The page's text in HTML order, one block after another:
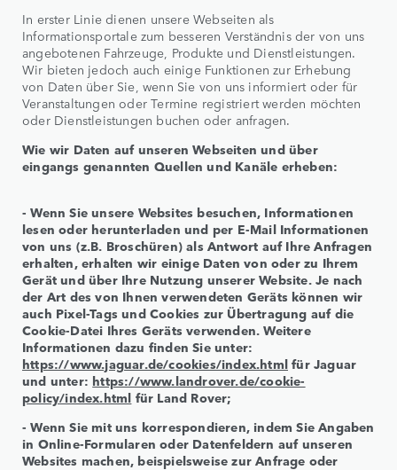
In erster Linie dienen unsere Webseiten als
Informationsportale zum besseren Verständnis der von uns
angebotenen Fahrzeuge, Produkte und Dienstleistungen.
Wir bieten jedoch auch einige Funktionen zur Erhebung
von Daten über Sie, wenn Sie von uns informiert oder für
Veranstaltungen oder Termine registriert werden möchten
oder Dienstleistungen buchen oder anfragen.
Wie wir Daten auf unseren Webseiten und über
eingangs genannten Quellen und Kanäle erheben:
- Wenn Sie unsere Websites besuchen, Informationen
lesen oder herunterladen und per E-Mail Informationen
von uns (z.B. Broschüren) als Antwort auf Ihre Anfragen
erhalten, erhalten wir einige Daten von oder zu Ihrem
Gerät und über Ihre Nutzung unserer Website. Je nach
der Art des von Ihnen verwendeten Geräts können wir
auch Pixel-Tags und Cookies zur Übertragung auf die
Cookie-Datei Ihres Geräts verwenden. Weitere
Informationen dazu finden Sie unter:
https://www.jaguar.de/cookies/index.html für Jaguar
und unter: https://www.landrover.de/cookie-
policy/index.html für Land Rover;
- Wenn Sie mit uns korrespondieren, indem Sie Angaben
in Online-Formularen oder Datenfeldern auf unseren
Websites machen, beispielsweise zur Anfrage oder